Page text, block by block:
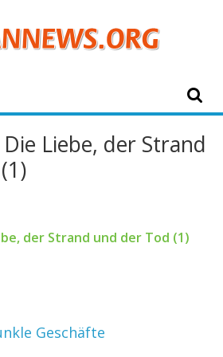
Liebe, der Strand
der Strand und der Tod (1)
Geschäfte